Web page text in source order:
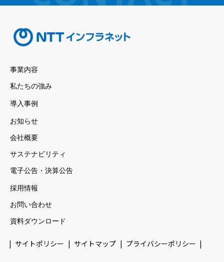
事業内容
私たちの強み
導入事例
お知らせ
会社概要
サステナビリティ
電子公告・決算公告
採用情報
お問い合わせ
資料ダウンロード
サイトポリシー サイトマップ プライバシーポリシー